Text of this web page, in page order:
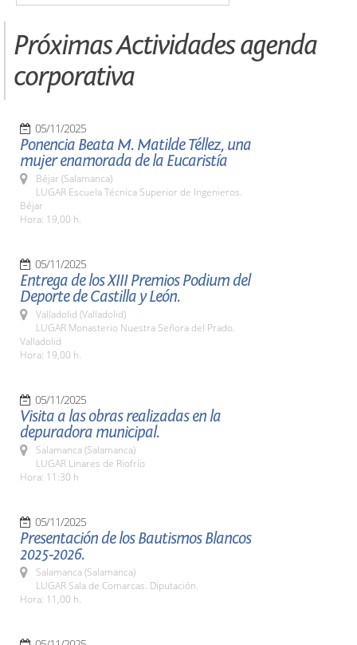
Próximas Actividades agenda
corporativa
05/11/2025
Ponencia Beata M. Matilde Téllez, una
mujer enamorada de la Eucaristía
Béjar (Salamanca)
LUGAR Escuela Técnica Superior de Ingenieros.
Béjar
Hora: 19,00 h.
05/11/2025
Entrega de los XIII Premios Podium del
Deporte de Castilla y León.
Valladolid (Valladolid)
LUGAR Monasterio Nuestra Señora del Prado.
Valladolid
Hora: 19,00 h.
05/11/2025
Visita a las obras realizadas en la
depuradora municipal.
Salamanca (Salamanca)
LUGAR Linares de Riofrío
Hora: 11:30 h
05/11/2025
Presentación de los Bautismos Blancos
2025-2026.
Salamanca (Salamanca)
LUGAR Sala de Comarcas. Diputación.
Hora: 11,00 h.